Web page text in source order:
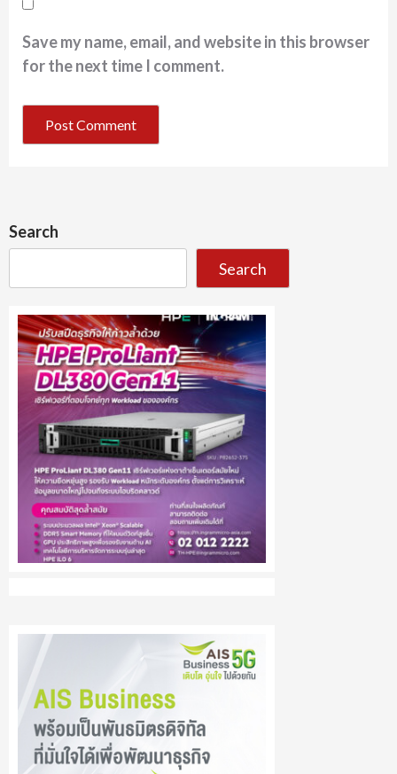
Save my name, email, and website in this browser
for the next time I comment.
Search
Search